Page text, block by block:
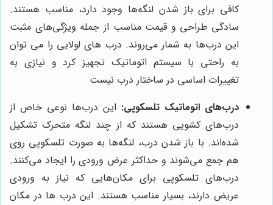
کافی برای باز شدن لنگه‌ها وجود دارد، مناسب هستند.
سادگی طراحی و قیمت مناسب از جمله ویژگی‌های مثبت
این درب‌ها به شمار می‌روند. درب های لولایی را می توان
به راحتی با سیستم اتوماتیک تجهیز کرد و نیازی به
تغییرات اساسی در ساختار درب نیست
درب‌های اتوماتیک تلسکوپی: این درب‌ها نوعی خاص از
درب‌های کشویی هستند که از چند لنگه متحرک تشکیل
شده‌اند. با باز شدن درب، لنگه‌ها به صورت تلسکوپی روی
هم جمع می‌شوند و حداکثر عرض ورودی را ایجاد می‌کنند.
درب‌های تلسکوپی برای مکان‌هایی که نیاز به ورودی
عریض دارند، بسیار مناسب هستند. این درب ها در مکان